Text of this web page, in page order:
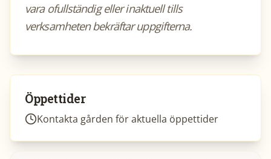
vara ofullständig eller inaktuell tills
verksamheten bekräftar uppgifterna.
Öppettider
Kontakta gården för aktuella öppettider